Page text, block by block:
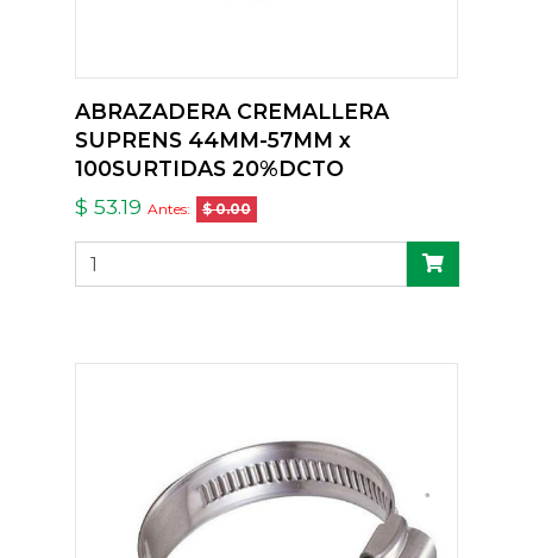
ABRAZADERA CREMALLERA
SUPRENS 44MM-57MM x
100SURTIDAS 20%DCTO
$ 53.19 Antes: $ 0.00